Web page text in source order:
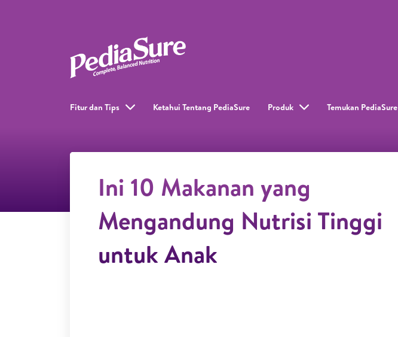
Fitur dan Tips Ketahui Tentang PediaSure Produk Temukan PediaSure
Ini 10 Makanan yang
Mengandung Nutrisi Tinggi
untuk Anak